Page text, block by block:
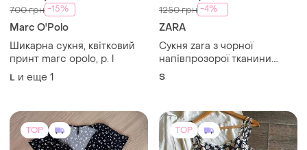
відкриті плечі, вбудований
бралет-корсет.
асиметричний низ із
розрізами.
TOP TOP